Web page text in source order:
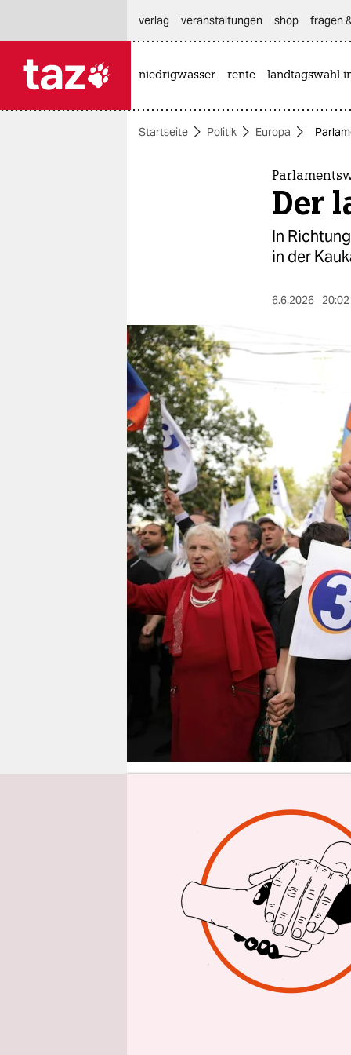
themen
berlin
nord
wahrheit
verlag
verlag
veranstaltungen
shop
fragen & hilfe
unterstützen
abo
genossenschaft
verlag
veranstaltungen shop fragen
niedrigwasser rente landtagswahl
Startseite Politik Europa
Der
In
in der
6.6.2026
Armenien
Skandal-
auf
ein
am